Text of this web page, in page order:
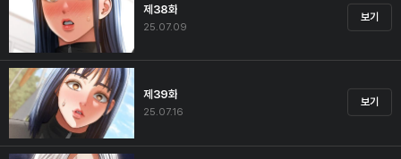
제38화
25.07.09
보기
제39화
25.07.16
보기